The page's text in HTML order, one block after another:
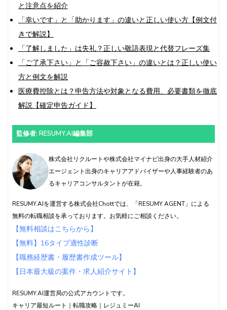
と注意点を紹介
「幸いです」と「助かります」の違いと正しい使い方【例文付
きで解説】
「了解しました」は失礼？正しい敬語表現と代替フレーズ集
「ご了承下さい」と「ご容赦下さい」の違いとは？正しい使い
方と例文を解説
医療費控除とは？申告方法や対象となる費用、必要書類を徹底
解説【確定申告ガイド】
監修者: RESUMY.AI編集部
株式会社リクルートや株式会社マイナビ出身の大手人材紹介
エージェント出身のキャリアアドバイザーや人事経験者のあ
るキャリアコンサルタントが在籍。
RESUMY.AIを運営する株式会社Chottでは、「RESUMY AGENT」による
無料の転職相談を承っております。お気軽にご相談ください。
【無料相談はこちらから】
【無料】16タイプ適性診断
【職務経歴書・履歴書作成ツール】
【日本最大級の案件・求人紹介サイト】
RESUMY.AI運営局の公式アカウントです。
キャリア最短ルート｜転職攻略｜レジュミーAI